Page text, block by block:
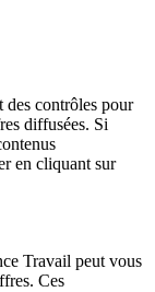
des contrôles pour
diffusées. Si
en cliquant sur
Travail peut vous
Ces